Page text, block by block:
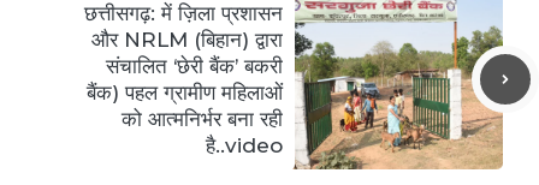
छत्तीसगढ़: में ज़िला प्रशासन
और NRLM (बिहान) द्वारा
संचालित ‘छेरी बैंक’ बकरी
बैंक) पहल ग्रामीण महिलाओं
को आत्मनिर्भर बना रही
है..video